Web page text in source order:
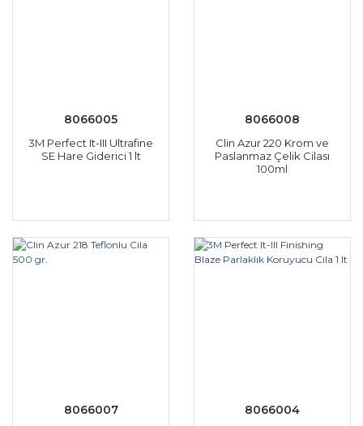
8066005
3M Perfect It-III Ultrafine
SE Hare Giderici 1 lt
8066008
Clin Azur 220 Krom ve
Paslanmaz Çelik Cilası
100ml
8066007 8066004